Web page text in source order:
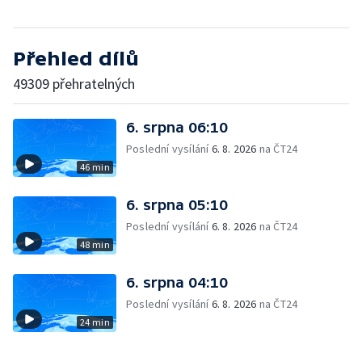
Přehled dílů
49309 přehratelných
46 min
6. srpna 06:10
Poslední vysílání6. 8. 2026 na ČT24
48 min
6. srpna 05:10
Poslední vysílání6. 8. 2026 na ČT24
24 min
6. srpna 04:10
Poslední vysílání6. 8. 2026 na ČT24